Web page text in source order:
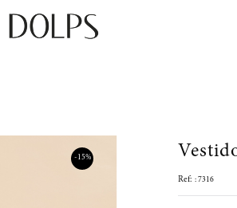
- 15%
:7316